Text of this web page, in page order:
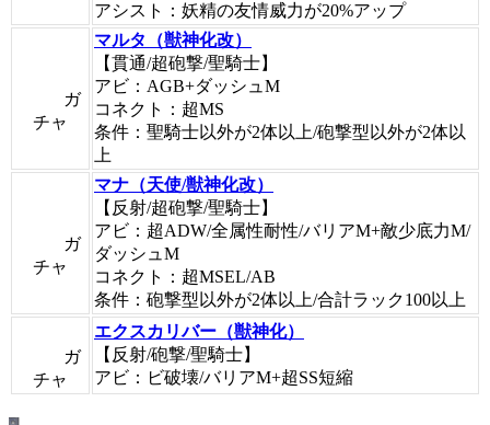
アシスト：妖精の友情威力が20%アップ
ガ
チャ
マルタ（獣神化改）
【貫通/超砲撃/聖騎士】
アビ：AGB+ダッシュM
コネクト：超MS
条件：聖騎士以外が2体以上/砲撃型以外が2体以
上
ガ
チャ
マナ（天使/獣神化改）
【反射/超砲撃/聖騎士】
アビ：超ADW/全属性耐性/バリアM+敵少底力M/
ダッシュM
コネクト：超MSEL/AB
条件：砲撃型以外が2体以上/合計ラック100以上
ガ
チャ
エクスカリバー（獣神化）
【反射/砲撃/聖騎士】
アビ：ビ破壊/バリアM+超SS短縮